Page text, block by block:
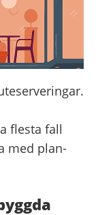
flesta fall
med plan-